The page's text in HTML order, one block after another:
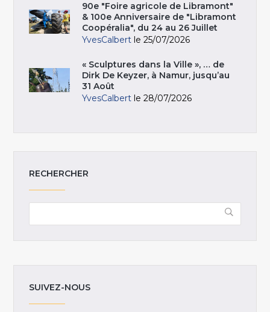
90e "Foire agricole de Libramont"
& 100e Anniversaire de "Libramont
Coopéralia", du 24 au 26 Juillet
YvesCalbert le 25/07/2026
« Sculptures dans la Ville », … de
Dirk De Keyzer, à Namur, jusqu’au
31 Août
YvesCalbert le 28/07/2026
RECHERCHER
SUIVEZ-NOUS